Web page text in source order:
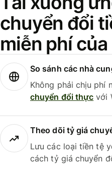
chuyển đổi
miễn phí
So sánh các nhà
Không phải chịu phí
chuyển đổi thực với
Theo dõi tỷ giá
Lưu các loại tiền tệ
cách tỷ giá chuyển